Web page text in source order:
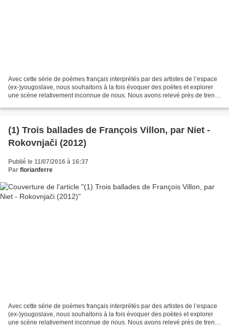
Avec cette série de poèmes français interprétés par des artistes de l’espace
(ex-)yougoslave, nous souhaitons à la fois évoquer des poètes et explorer
une scène relativement inconnue de nous. Nous avons relevé près de trente
(1) Trois ballades de François Villon, par Niet -
Rokovnjači (2012)
Publié le 11/07/2016 à 16:37
Par florianferre
Avec cette série de poèmes français interprétés par des artistes de l’espace
(ex-)yougoslave, nous souhaitons à la fois évoquer des poètes et explorer
une scène relativement inconnue de nous. Nous avons relevé près de trente